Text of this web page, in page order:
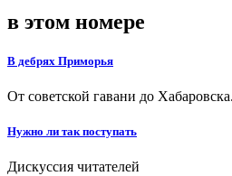
в этом номере
В дебрях Приморья
От советской гавани до
Нужно ли так поступать
Дискуссия читателей